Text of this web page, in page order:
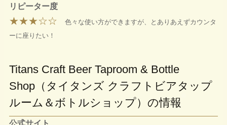
リピーター度
★★★☆☆
色々な使い方ができますが、とありあえずカウンタ
ーに座りたい！
Titans Craft Beer Taproom & Bottle
Shop（タイタンズ クラフトビアタップ
ルーム＆ボトルショップ）の情報